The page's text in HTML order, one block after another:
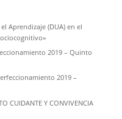
Aprendizaje (DUA) en el
2019 – Quinto
2019 –
CUIDANTE Y CONVIVENCIA